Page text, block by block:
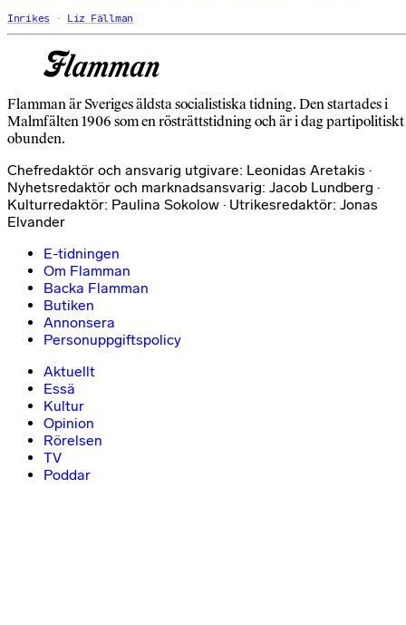
Inrikes Liz Fällman
Flamman är Sveriges äldsta socialistiska tidning. Den startades i
Malmfälten 1906 som en rösträttstidning och är i dag partipolitiskt
obunden.
Chefredaktör och ansvarig utgivare: Leonidas Aretakis ·
Nyhetsredaktör och marknadsansvarig: Jacob Lundberg ·
Kulturredaktör: Paulina Sokolow · Utrikesredaktör: Jonas
Elvander
E-tidningen
Om Flamman
Backa Flamman
Butiken
Annonsera
Personuppgiftspolicy
Aktuellt
Essä
Kultur
Opinion
Rörelsen
TV
Poddar